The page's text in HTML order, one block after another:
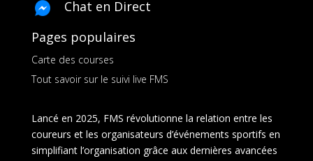
Chat en Direct
Pages populaires
Carte des courses
Tout savoir sur le suivi live FMS
Lancé en 2025, FMS révolutionne la relation entre les
coureurs et les organisateurs d’événements sportifs en
simplifiant l’organisation grâce aux dernières avancées